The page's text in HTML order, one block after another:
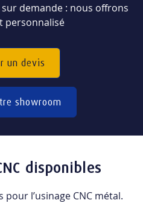
demande : nous offrons
personnalisé
un devis
showroom
disponibles
l’usinage CNC métal.